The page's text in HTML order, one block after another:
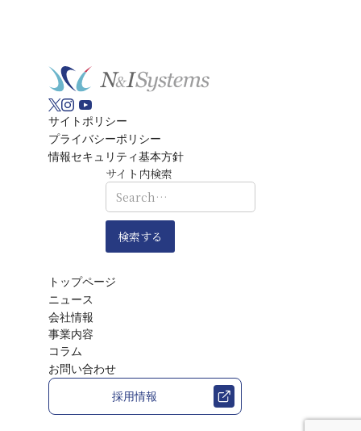
サイトポリシー
プライバシーポリシー
情報セキュリティ基本方針
サイト内検索
トップページ
ニュース
会社情報
事業内容
コラム
お問い合わせ
採用情報